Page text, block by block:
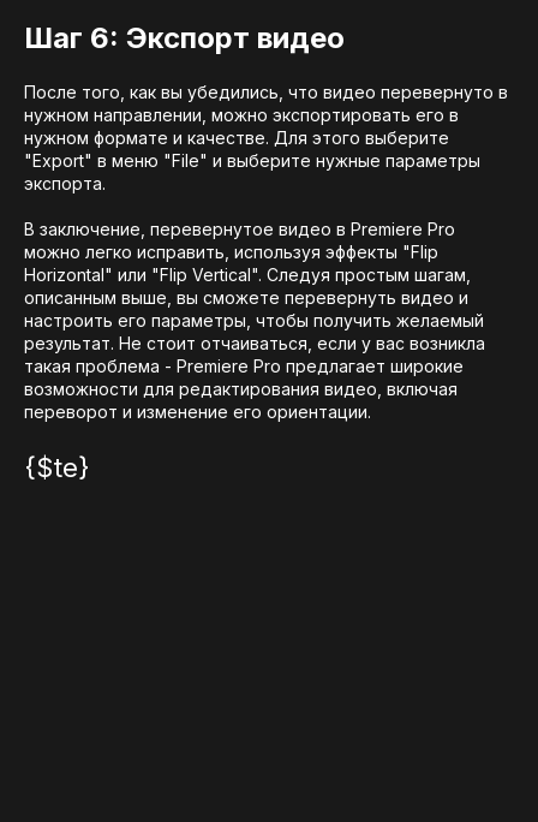
Шаг 6: Экспорт видео
После того, как вы убедились, что видео перевернуто в
нужном направлении, можно экспортировать его в
нужном формате и качестве. Для этого выберите
"Export" в меню "File" и выберите нужные параметры
экспорта.
В заключение, перевернутое видео в Premiere Pro
можно легко исправить, используя эффекты "Flip
Horizontal" или "Flip Vertical". Следуя простым шагам,
описанным выше, вы сможете перевернуть видео и
настроить его параметры, чтобы получить желаемый
результат. Не стоит отчаиваться, если у вас возникла
такая проблема - Premiere Pro предлагает широкие
возможности для редактирования видео, включая
переворот и изменение его ориентации.
{$te}